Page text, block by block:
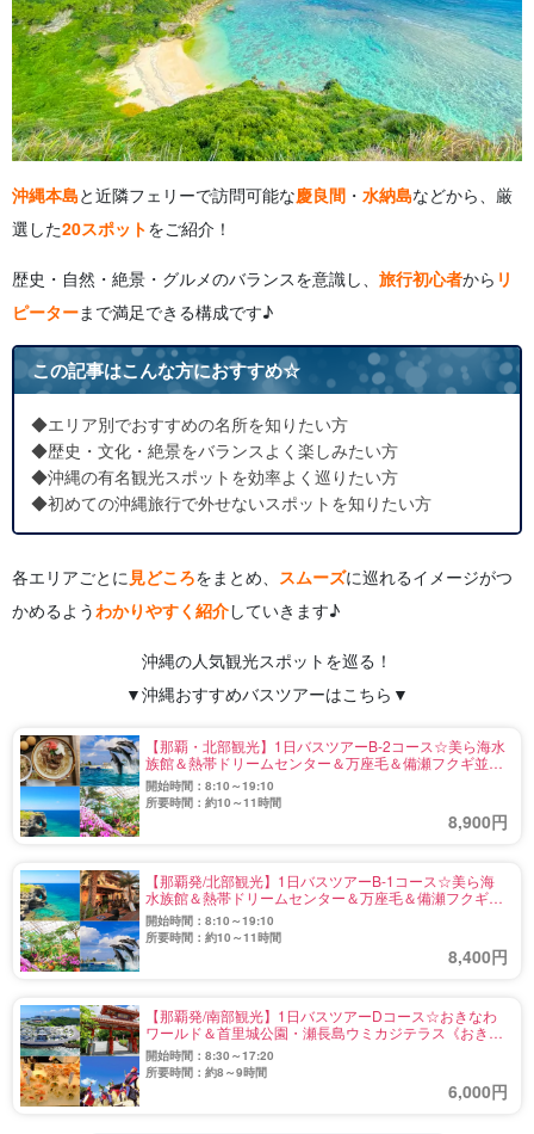
7.沖縄観光をより楽しむためのポイント
7.1.レンタカーで効率的な移動！
7.2.沖縄観光のベストシーズンと服装のポイント
8.沖縄の名所に関するよくある質問 （FAQ）
9.まとめ
沖縄本島と近隣フェリーで訪問可能な慶良間 ・ 水納島などから、厳
選した20スポットをご紹介！
歴史・自然・絶景・グルメのバランスを意識し、 旅行初心者から リ
ピーターまで満足できる構成です♪
この記事はこんな方におすすめ☆
◆エリア別でおすすめの名所を知りたい方
◆歴史・文化・絶景をバランスよく楽しみたい方
◆沖縄の有名観光スポットを効率よく巡りたい方
◆初めての沖縄旅行で外せないスポットを知りたい方
各エリアごとに 見どころをまとめ、 スムーズに巡れるイメージがつ
かめるようわかりやすく紹介していきます♪
沖縄の人気観光スポットを巡る！
▼沖縄おすすめバスツアーはこちら▼
【那覇・北部観光】1日バスツアーB-2コース☆美ら海水
族館＆熱帯ドリームセンター＆万座毛＆備瀬フクギ並木
＆アメリカンビレッジ観光《沖縄そばランチ付・入館料
込》（No.723）
開始時間：8:10～19:10
所要時間：約10～11時間
8,900円
【那覇発/北部観光】1日バスツアーB-1コース☆美ら海
水族館＆熱帯ドリームセンター＆万座毛＆備瀬フクギ並
木＆アメリカンビレッジ観光《入館料込み＆遊覧車1回
乗車券付》（No.722）
開始時間：8:10～19:10
所要時間：約10～11時間
8,400円
【那覇発/南部観光】1日バスツアーDコース☆おきなわ
ワールド＆首里城公園・瀬長島ウミカジテラス《おきな
わワールド入園料込み・自動音声ガイダンス付》
（No.720）
開始時間：8:30～17:20
所要時間：約8～9時間
6,000円